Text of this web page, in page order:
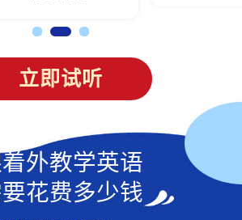
立即试听
外教学英语
花费多少钱